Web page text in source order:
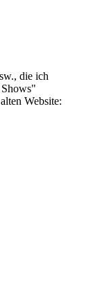
die ich
Website: